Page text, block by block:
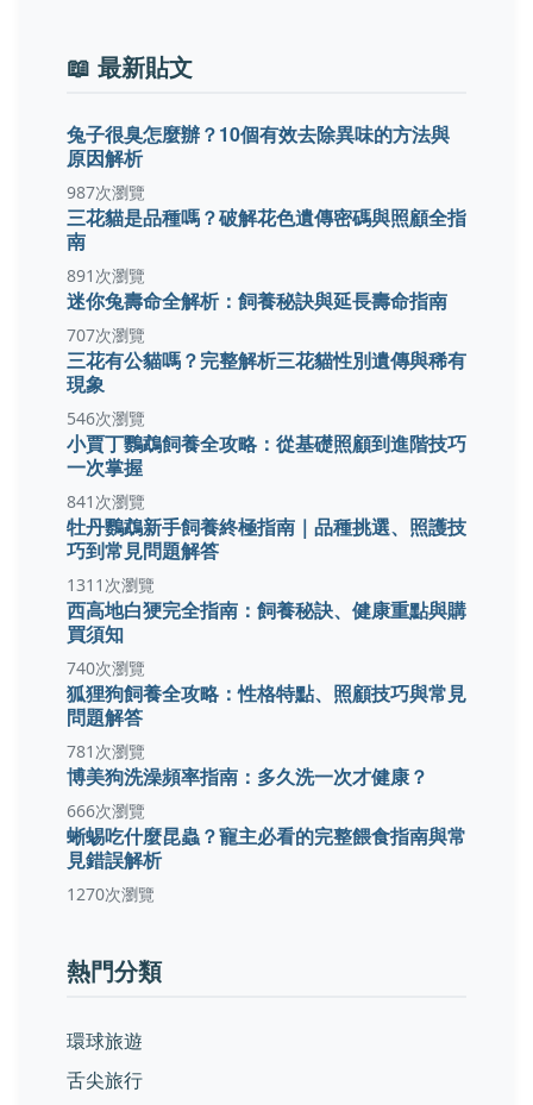
📖 最新貼文
兔子很臭怎麼辦？10個有效去除異味的方法與
原因解析
987次瀏覽
三花貓是品種嗎？破解花色遺傳密碼與照顧全指
南
891次瀏覽
迷你兔壽命全解析：飼養秘訣與延長壽命指南
707次瀏覽
三花有公貓嗎？完整解析三花貓性別遺傳與稀有
現象
546次瀏覽
小賈丁鸚鵡飼養全攻略：從基礎照顧到進階技巧
一次掌握
841次瀏覽
牡丹鸚鵡新手飼養終極指南｜品種挑選、照護技
巧到常見問題解答
1311次瀏覽
西高地白㹴完全指南：飼養秘訣、健康重點與購
買須知
740次瀏覽
狐狸狗飼養全攻略：性格特點、照顧技巧與常見
問題解答
781次瀏覽
博美狗洗澡頻率指南：多久洗一次才健康？
666次瀏覽
蜥蜴吃什麼昆蟲？寵主必看的完整餵食指南與常
見錯誤解析
1270次瀏覽
熱門分類
環球旅遊
舌尖旅行